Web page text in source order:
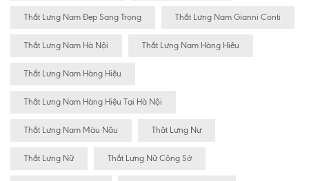
Thắt Lưng Nam Đẹp Sang Trọng Thắt Lưng Nam Gianni Conti
Thắt Lưng Nam Hà Nội Thắt Lưng Nam Hàng Hiêu
Thắt Lưng Nam Hàng Hiệu
Thắt Lưng Nam Hàng Hiệu Tại Hà Nội
Thắt Lưng Nam Màu Nâu Thăt Lưng Nư
Thắt Lưng Nữ Thắt Lưng Nữ Công Sở